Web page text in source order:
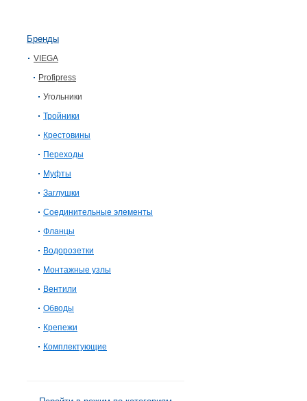
Бренды
VIEGA
Profipress
Угольники
Тройники
Крестовины
Переходы
Муфты
Заглушки
Соединительные элементы
Фланцы
Водорозетки
Монтажные узлы
Вентили
Обводы
Крепежи
Комплектующие